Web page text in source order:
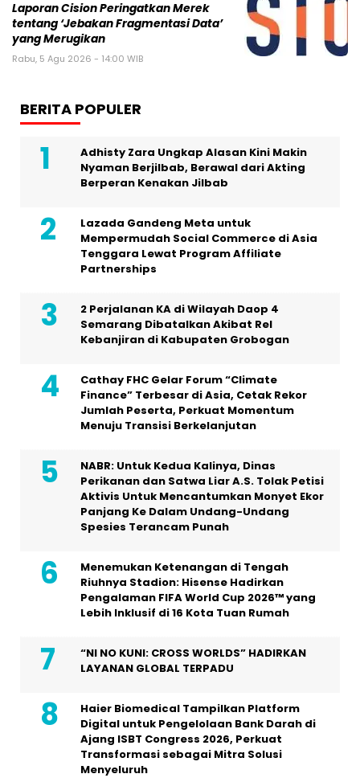
Laporan Cision Peringatkan Merek
tentang ‘Jebakan Fragmentasi Data’
yang Merugikan
Rabu, 5 Agu 2026 - 14:00 WIB
BERITA POPULER
Adhisty Zara Ungkap Alasan Kini Makin
Nyaman Berjilbab, Berawal dari Akting
Berperan Kenakan Jilbab
Lazada Gandeng Meta untuk
Mempermudah Social Commerce di Asia
Tenggara Lewat Program Affiliate
Partnerships
2 Perjalanan KA di Wilayah Daop 4
Semarang Dibatalkan Akibat Rel
Kebanjiran di Kabupaten Grobogan
Cathay FHC Gelar Forum “Climate
Finance” Terbesar di Asia, Cetak Rekor
Jumlah Peserta, Perkuat Momentum
Menuju Transisi Berkelanjutan
NABR: Untuk Kedua Kalinya, Dinas
Perikanan dan Satwa Liar A.S. Tolak Petisi
Aktivis Untuk Mencantumkan Monyet Ekor
Panjang Ke Dalam Undang-Undang
Spesies Terancam Punah
Menemukan Ketenangan di Tengah
Riuhnya Stadion: Hisense Hadirkan
Pengalaman FIFA World Cup 2026™ yang
Lebih Inklusif di 16 Kota Tuan Rumah
“NI NO KUNI: CROSS WORLDS” HADIRKAN
LAYANAN GLOBAL TERPADU
Haier Biomedical Tampilkan Platform
Digital untuk Pengelolaan Bank Darah di
Ajang ISBT Congress 2026, Perkuat
Transformasi sebagai Mitra Solusi
Menyeluruh